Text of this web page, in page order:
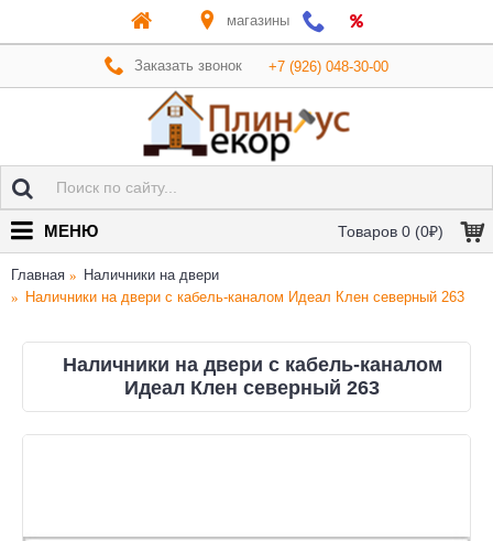
магазины
Заказать звонок +7 (926) 048-30-00
Товаров 0 (0₽)
МЕНЮ
Главная
Наличники на двери
Наличники на двери с кабель-каналом Идеал Клен северный 263
Наличники на двери с кабель-каналом
Идеал Клен северный 263